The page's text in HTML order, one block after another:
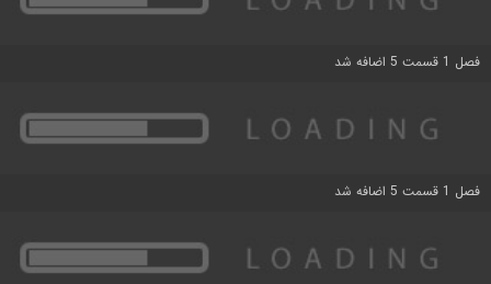
فصل 1 قسمت 5 اضافه شد
فصل 1 قسمت 5 اضافه شد